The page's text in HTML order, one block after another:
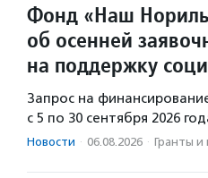
Фонд «Наш
об осенней
на поддержку
Запрос на
с 5 по 30 сентября 2026
Новости · 06.08.2026 · Гранты и